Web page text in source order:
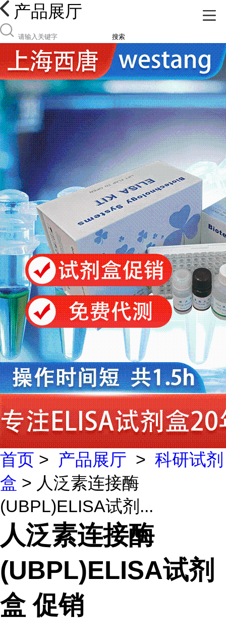
产品展厅
搜索
首页 > 产品展厅 > 科研试剂
盒 > 人泛素连接酶
(UBPL)ELISA试剂...
人泛素连接酶
(UBPL)ELISA试剂
盒 促销